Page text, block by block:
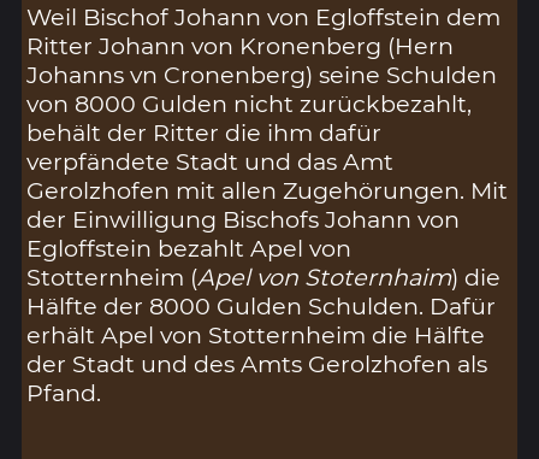
Weil Bischof Johann von Egloffstein dem
Ritter Johann von Kronenberg (Hern
Johanns vn Cronenberg) seine Schulden
von 8000 Gulden nicht zurückbezahlt,
behält der Ritter die ihm dafür
verpfändete Stadt und das Amt
Gerolzhofen mit allen Zugehörungen. Mit
der Einwilligung Bischofs Johann von
Egloffstein bezahlt Apel von
Stotternheim (Apel von Stoternhaim) die
Hälfte der 8000 Gulden Schulden. Dafür
erhält Apel von Stotternheim die Hälfte
der Stadt und des Amts Gerolzhofen als
Pfand.